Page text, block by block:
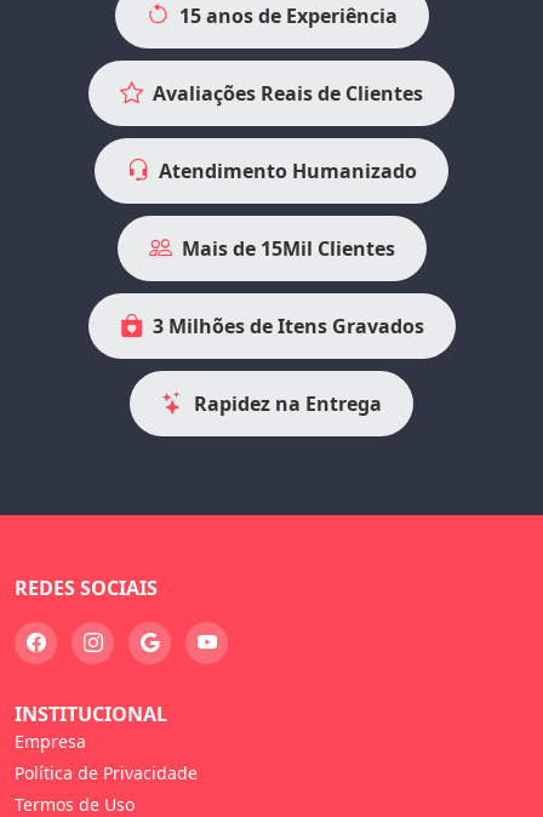
15 anos de Experiência
Avaliações Reais de Clientes
Atendimento Humanizado
Mais de 15Mil Clientes
3 Milhões de Itens Gravados
Rapidez na Entrega
REDES SOCIAIS
INSTITUCIONAL
Empresa
Política de Privacidade
Termos de Uso